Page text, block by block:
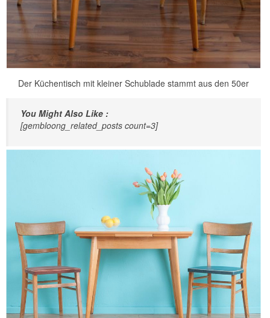
Der Küchentisch mit kleiner Schublade stammt aus den 50er
You Might Also Like :
[gembloong_related_posts count=3]